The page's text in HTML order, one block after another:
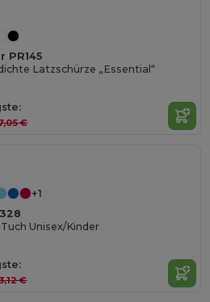
PR145
Latzschürze „Essential“
€
+1
Unisex/Kinder
€